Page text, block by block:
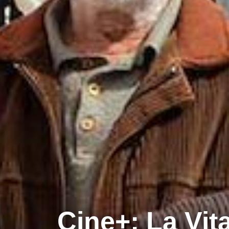
Cine+: La